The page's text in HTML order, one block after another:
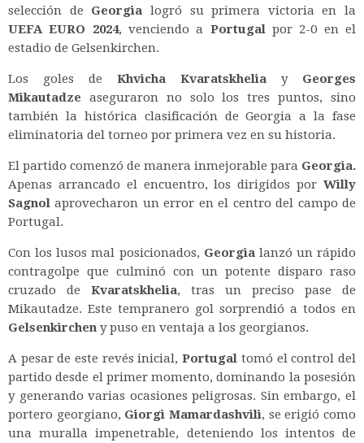
selección de Georgia logró su primera victoria en la
UEFA EURO 2024, venciendo a Portugalpor 2-0 en el
estadio de Gelsenkirchen.
Los goles de Khvicha Kvaratskhelia y Georges
Mikautadze aseguraron no solo los tres puntos, sino
también la histórica clasificación de Georgia a la fase
eliminatoria del torneo por primera vez en su historia.
El partido comenzó de manera inmejorable para Georgia.
Apenas arrancado el encuentro, los dirigidos por Willy
Sagnol aprovecharon un error en el centro del campo de
Portugal.
Con los lusos mal posicionados, Georgialanzó un rápido
contragolpe que culminó con un potente disparo raso
cruzado de Kvaratskhelia, tras un preciso pase de
Mikautadze. Este tempranero gol sorprendió a todos en
Gelsenkirchen y puso en ventaja a los georgianos.
A pesar de este revés inicial,Portugal tomó el control del
partido desde el primer momento, dominando la posesión
y generando varias ocasiones peligrosas. Sin embargo, el
portero georgiano, Giorgi Mamardashvili, se erigió como
una muralla impenetrable, deteniendo los intentos de